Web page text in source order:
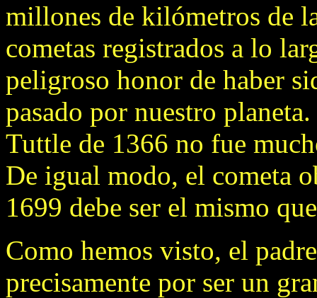
millones de kilómetros de
cometas registrados a lo
peligroso honor de haber
pasado por nuestro
Tuttle de 1366 no fue
De igual modo, el cometa
1699 debe ser el mismo
Como hemos visto, el
precisamente por ser un